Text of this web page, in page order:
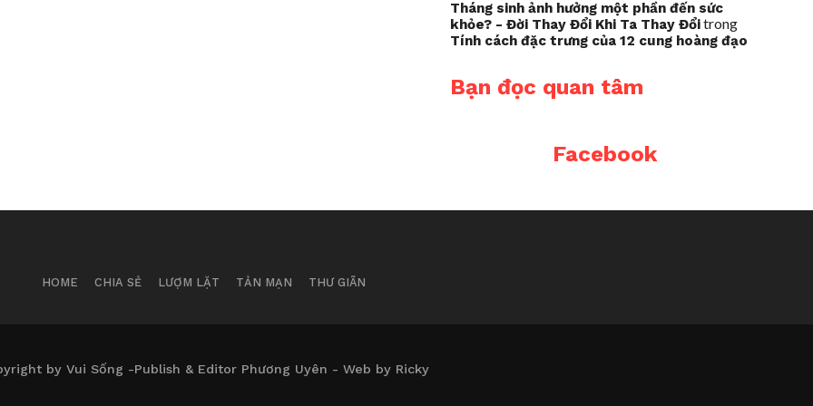
Tháng sinh ảnh hưởng một phần đến sức
khỏe? - Đời Thay Đổi Khi Ta Thay Đổitrong
Tính cách đặc trưng của 12 cung hoàng đạo
Bạn đọc quan tâm
Facebook
HOME CHIA SẺ LƯỢM LẶT TẢN MẠN THƯ GIÃN
by Vui Sống -Publish & Editor Phương Uyên - Web by Ricky